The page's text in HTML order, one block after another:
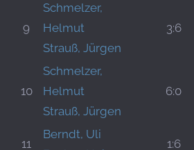
9
Schmelzer,
Helmut
Strauß, Jürgen
3:6
10
Schmelzer,
Helmut
Strauß, Jürgen
6:0
11
Berndt, Uli
1:6